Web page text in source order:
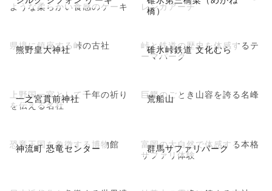
ような柔らかい食感のケーキ
橋）
レンガアーチ
熊野皇大神社
県境に鎮座する峠の古社 碓氷峠鉄道 文化むら
峠と鉄道の歴史を体感するテ
ーマパーク
一之宮貫前神社
上野国一宮として千年の祈り
を伝える名社
荒船山
巨艦のごとき山容を誇る名峰
神流町 恐竜センター
恐竜王国を象徴する博物館 群馬サファリパーク
富岡の大自然で体感する本格
サファリ体験